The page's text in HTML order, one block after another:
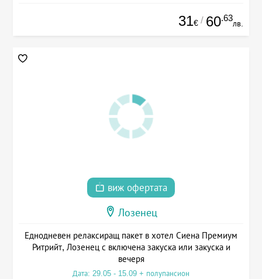
31€ / 60.63
лв.
виж офертата
Лозенец
Еднодневен релаксиращ пакет в хотел Сиена Премиум
Ритрийт, Лозенец с включена закуска или закуска и
вечеря
Дата: 29.05 - 15.09 + полупансион